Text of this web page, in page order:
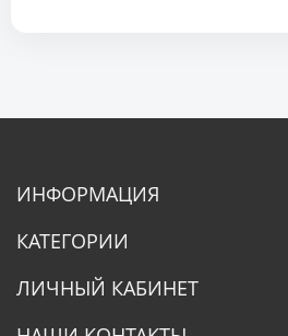
ИНФОРМАЦИЯ
КАТЕГОРИИ
ЛИЧНЫЙ КАБИНЕТ